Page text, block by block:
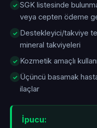
SGK listesinde
veya cepten ödeme
Destekleyici/takviye
mineral takviyeleri
Kozmetik amaçlı
Üçüncü basamak
ilaçlar
İpucu: